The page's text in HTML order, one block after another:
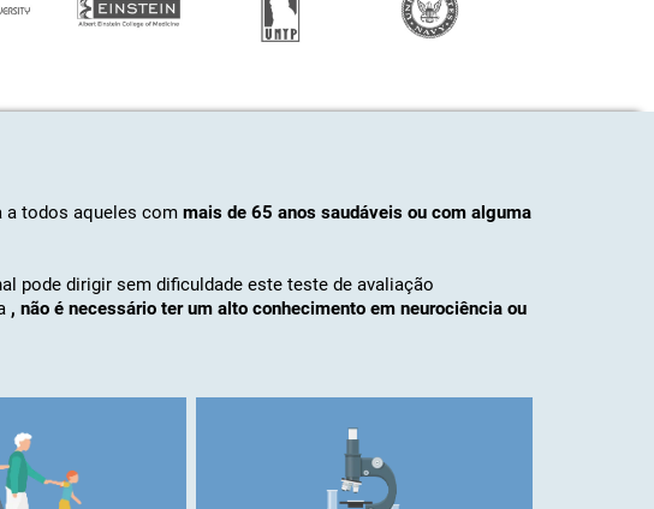
a todos aqueles com mais de 65 anos saudáveis ​​ou com alguma
pode dirigir sem dificuldade este teste de avaliação
, não é necessário ter um alto conhecimento em neurociência ou